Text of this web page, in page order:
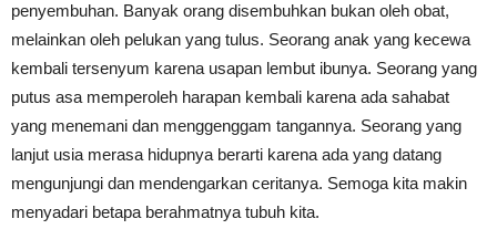
penyembuhan. Banyak orang disembuhkan bukan oleh obat,
melainkan oleh pelukan yang tulus. Seorang anak yang kecewa
kembali tersenyum karena usapan lembut ibunya. Seorang yang
putus asa memperoleh harapan kembali karena ada sahabat
yang menemani dan menggenggam tangannya. Seorang yang
lanjut usia merasa hidupnya berarti karena ada yang datang
mengunjungi dan mendengarkan ceritanya. Semoga kita makin
menyadari betapa berahmatnya tubuh kita.